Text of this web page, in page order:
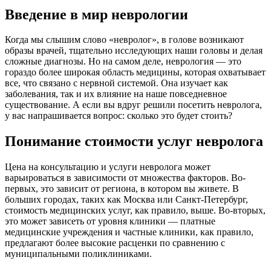
Введение в мир неврологии
Когда мы слышим слово «невролог», в голове возникают
образы врачей, тщательно исследующих наши головы и делая
сложные диагнозы. Но на самом деле, неврология — это
гораздо более широкая область медицины, которая охватывает
все, что связано с нервной системой. Она изучает как
заболевания, так и их влияние на наше повседневное
существование. А если вы вдруг решили посетить невролога,
у вас напрашивается вопрос: сколько это будет стоить?
Понимание стоимости услуг невролога
Цена на консультацию и услуги невролога может
варьироваться в зависимости от множества факторов. Во-
первых, это зависит от региона, в котором вы живете. В
больших городах, таких как Москва или Санкт-Петербург,
стоимость медицинских услуг, как правило, выше. Во-вторых,
это может зависеть от уровня клиники — платные
медицинские учреждения и частные клиники, как правило,
предлагают более высокие расценки по сравнению с
муниципальными поликлиниками.